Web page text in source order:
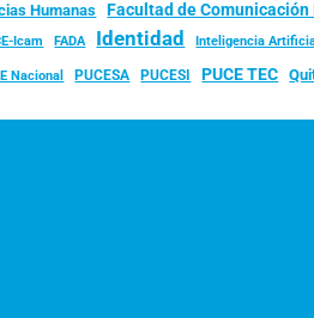
Humanas Facultad de
Icam FADA Identidad Inteligencia
Nacional PUCESA PUCESI PUCE TEC